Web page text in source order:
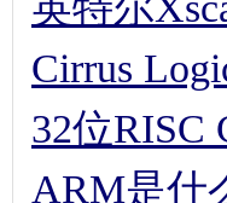
Cirrus
32位RISC
ARM是什